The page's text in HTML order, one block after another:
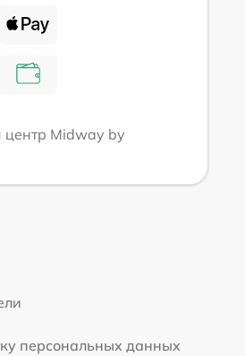
Midway by
персональных данных